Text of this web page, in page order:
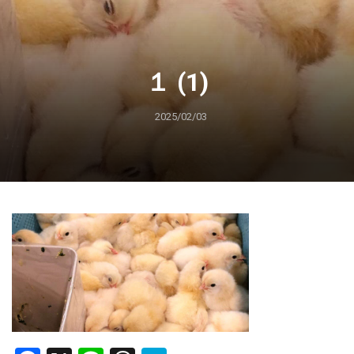
１ (1)
2025/02/03